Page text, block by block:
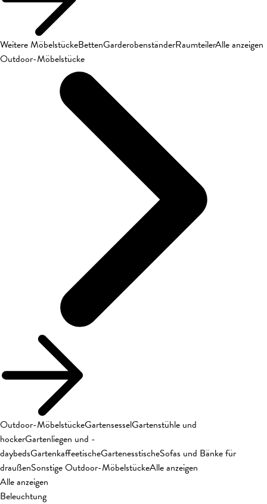
Weitere MöbelstückeBettenGarderobenständerRaumteilerAlle anzeigen
Outdoor-Möbelstücke
Outdoor-MöbelstückeGartensesselGartenstühle und
hockerGartenliegen und -
daybedsGartenkaffeetischeGartenesstischeSofas und Bänke für
draußenSonstige Outdoor-MöbelstückeAlle anzeigen
Alle anzeigen
Beleuchtung